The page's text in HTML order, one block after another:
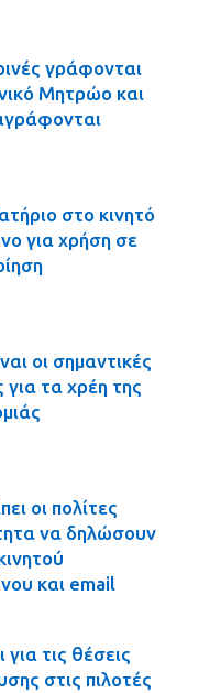
γράφονται
Μητρώο και
στο κινητό
για χρήση σε
οι σημαντικές
για τα χρέη της
οι πολίτες
να δηλώσουν
και email
για τις θέσεις
στις πιλοτές